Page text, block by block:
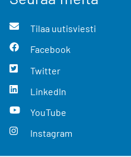
Tilaa uutisviesti
Facebook
Twitter
LinkedIn
YouTube
Instagram